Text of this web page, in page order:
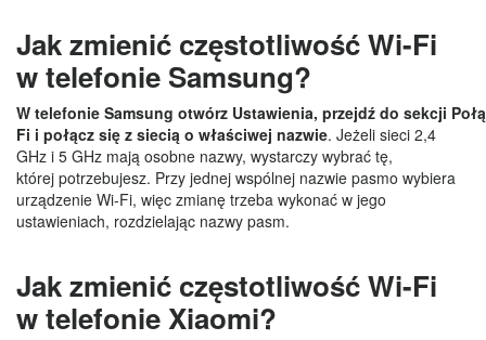
Jak zmienić częstotliwość Wi-Fi
w telefonie Samsung?
W telefonie Samsung otwórz Ustawienia, przejdź do sekcji
Fi i połącz się z siecią o właściwej nazwie. Jeżeli sieci 2,4
GHz i 5 GHz mają osobne nazwy, wystarczy wybrać tę,
której potrzebujesz. Przy jednej wspólnej nazwie pasmo wybiera
urządzenie Wi-Fi, więc zmianę trzeba wykonać w jego
ustawieniach, rozdzielając nazwy pasm.
Jak zmienić częstotliwość Wi-Fi
w telefonie Xiaomi?